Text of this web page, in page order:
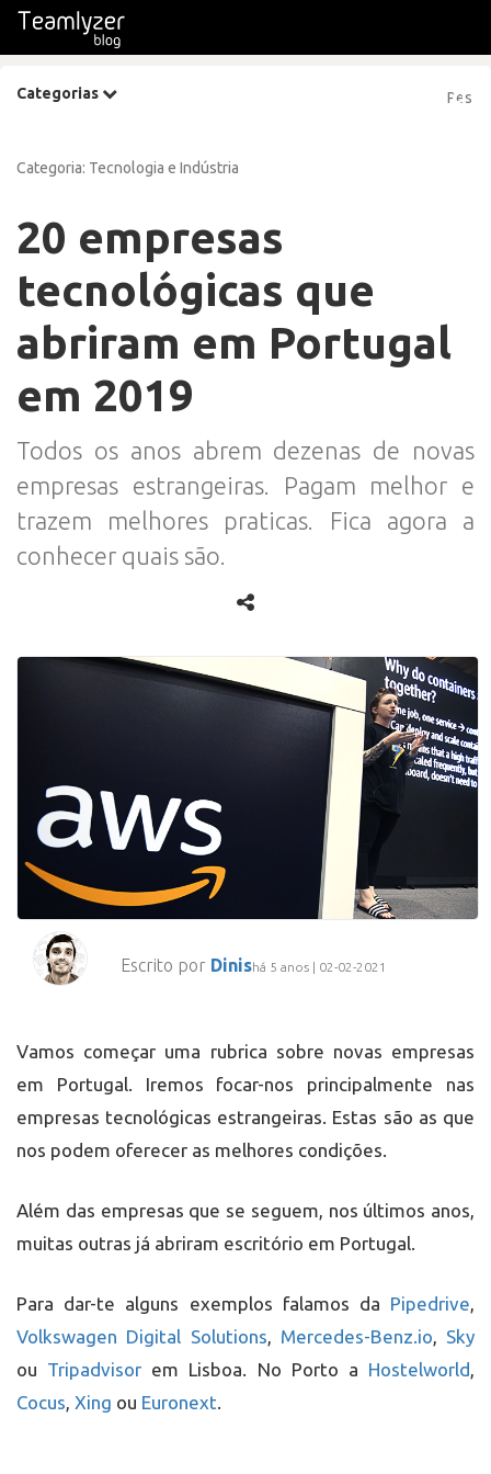
Categorias
Categoria: Tecnologia e Indústria
20 empresas
tecnológicas que
abriram em Portugal
em 2019
Todos os anos abrem dezenas de novas
empresas estrangeiras. Pagam melhor e
trazem melhores praticas. Fica agora a
conhecer quais são.
Escrito por Dinishá 5 anos | 02-02-2021
Vamos começar uma rubrica sobre novas empresas
em Portugal. Iremos focar-nos principalmente nas
empresas tecnológicas estrangeiras. Estas são as que
nos podem oferecer as melhores condições.
Além das empresas que se seguem, nos últimos anos,
muitas outras já abriram escritório em Portugal.
Para dar-te alguns exemplos falamos da Pipedrive
Volkswagen Digital Solutions
Mercedes-Benz.io
Sky
ou Tripadvisor em Lisboa. No Porto a Hostelworld
Cocus Xing ou Euronext